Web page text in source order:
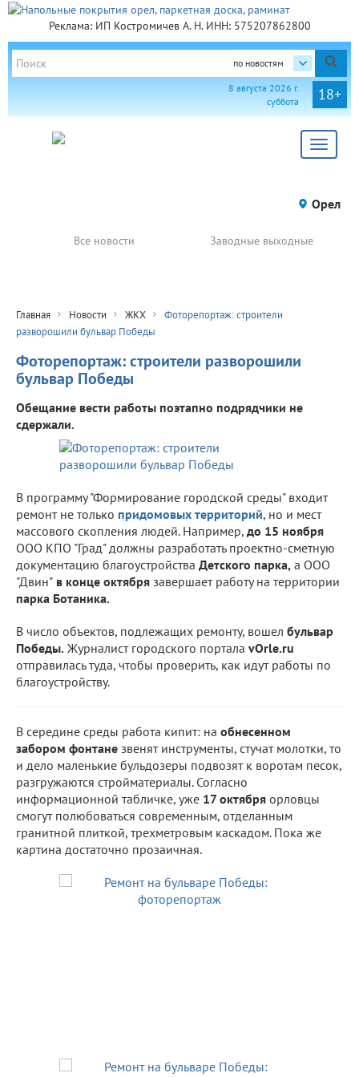
Реклама: ИП Костромичев А. Н. ИНН: 575207862800
по новостям
18+
8 августа 2026 г.
суббота
Toggle
Орел
Все новости Заводные выходные
Главная Новости ЖКХ
Фоторепортаж: строители
разворошили бульвар Победы
Фоторепортаж: строители разворошили
бульвар Победы
Обещание вести работы поэтапно подрядчики не
сдержали.
В программу "Формирование городской среды" входит
ремонт не только придомовых территорий, но и мест
массового скопления людей. Например, до 15 ноября
ООО КПО "Град" должны разработать проектно-сметную
документацию благоустройства Детского парка, а ООО
"Двин" в конце октября завершает работу на территории
парка Ботаника.
В число объектов, подлежащих ремонту, вошел бульвар
Победы. Журналист городского портала vOrle.ru
отправилась туда, чтобы проверить, как идут работы по
благоустройству.
В середине среды работа кипит: на обнесенном
забором фонтане звенят инструменты, стучат молотки, то
и дело маленькие бульдозеры подвозят к воротам песок,
разгружаются стройматериалы. Согласно
информационной табличке, уже 17 октября орловцы
смогут полюбоваться современным, отделанным
гранитной плиткой, трехметровым каскадом. Пока же
картина достаточно прозаичная.